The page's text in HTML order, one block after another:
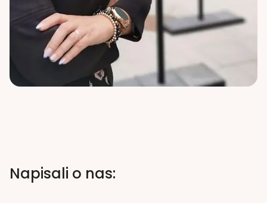
Napisali o nas: